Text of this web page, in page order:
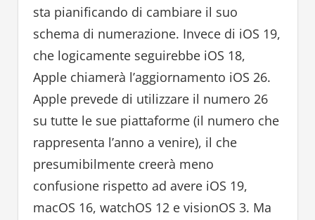
sta pianificando di cambiare il suo
schema di numerazione. Invece di iOS 19,
che logicamente seguirebbe iOS 18,
Apple chiamerà l’aggiornamento iOS 26.
Apple prevede di utilizzare il numero 26
su tutte le sue piattaforme (il numero che
rappresenta l’anno a venire), il che
presumibilmente creerà meno
confusione rispetto ad avere iOS 19,
macOS 16, watchOS 12 e visionOS 3. Ma